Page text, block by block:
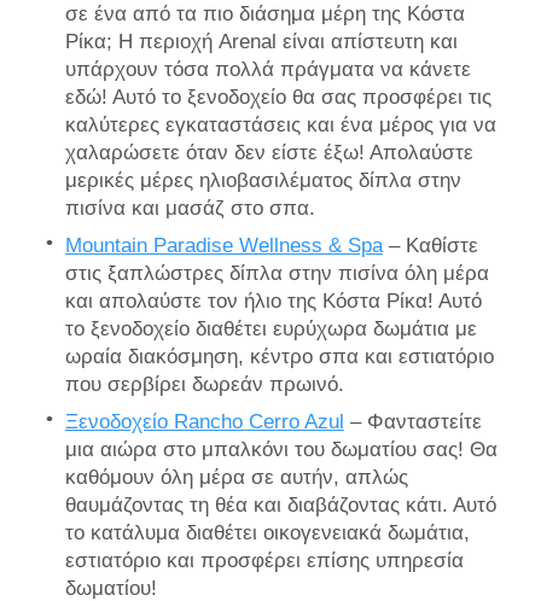
σε ένα από τα πιο διάσημα μέρη της Κόστα
Ρίκα; Η περιοχή Arenal είναι απίστευτη και
υπάρχουν τόσα πολλά πράγματα να κάνετε
εδώ! Αυτό το ξενοδοχείο θα σας προσφέρει τις
καλύτερες εγκαταστάσεις και ένα μέρος για να
χαλαρώσετε όταν δεν είστε έξω! Απολαύστε
μερικές μέρες ηλιοβασιλέματος δίπλα στην
πισίνα και μασάζ στο σπα.
Mountain Paradise Wellness & Spa– Καθίστε
στις ξαπλώστρες δίπλα στην πισίνα όλη μέρα
και απολαύστε τον ήλιο της Κόστα Ρίκα! Αυτό
το ξενοδοχείο διαθέτει ευρύχωρα δωμάτια με
ωραία διακόσμηση, κέντρο σπα και εστιατόριο
που σερβίρει δωρεάν πρωινό.
Ξενοδοχείο Rancho Cerro Azul – Φανταστείτε
μια αιώρα στο μπαλκόνι του δωματίου σας! Θα
καθόμουν όλη μέρα σε αυτήν, απλώς
θαυμάζοντας τη θέα και διαβάζοντας κάτι. Αυτό
το κατάλυμα διαθέτει οικογενειακά δωμάτια,
εστιατόριο και προσφέρει επίσης υπηρεσία
δωματίου!